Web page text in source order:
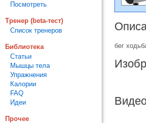
бег
Посмотреть
Тренер (beta-тест)
Список тренеров
Библиотека
Статьи
Мышцы тела
Упражнения
Калории
FAQ
Идеи
Прочее